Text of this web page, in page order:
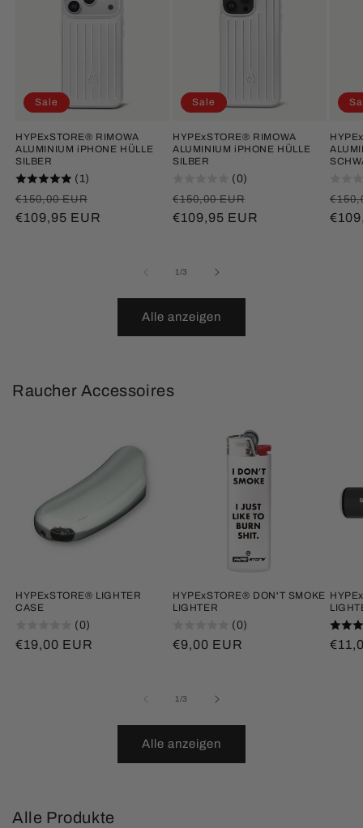
Sale
HYPExSTORE® RIMOWA
ALUMINIUM iPHONE HÜLLE
SILBER
(1)
Normaler
Preis
€150,00 EUR
Verkaufspreis
€109,95 EUR
Sale
HYPExSTORE® RIMOWA
ALUMINIUM iPHONE HÜLLE
SILBER
(0)
Normaler
Preis
€150,00 EUR
Verkaufspreis
€109,95 EUR
Preis
1 /von
3
Alle anzeigen
Raucher Accessoires
HYPExSTORE® LIGHTER
CASE
(0)
Normaler
€19,00 EUR
HYPExSTORE® DON'T SMOKE
LIGHTER
(0)
Normaler
€9,00 EUR
1 /von
3
Alle anzeigen
Alle Produkte